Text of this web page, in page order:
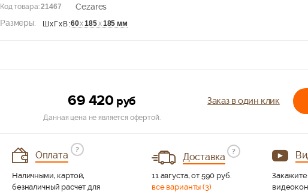
Код товара: 21467
Cezares
Размеры:
ШхГхВ:60х185х185 мм
69 420 руб Заказ в один клик
Данная цена не является офертой.
Оплата
?
Наличными, картой,
безналичный расчет для
Доставка
?
11 августа, от 590 руб.
все варианты (3)